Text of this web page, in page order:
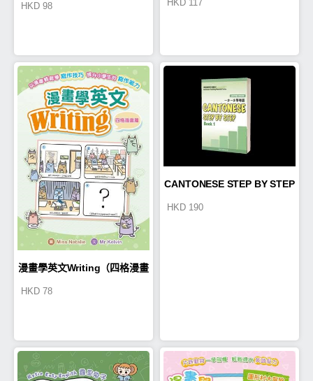
HKD 98 HKD 117
漫畫學英文Writing（四格漫畫
HKD 78
CANTONESE STEP BY STEP
HKD 190